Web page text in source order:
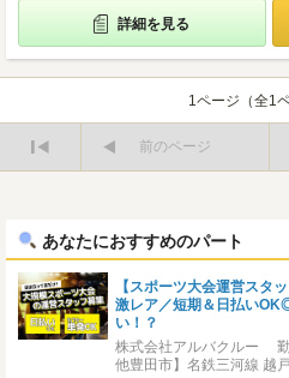
詳細を見る
1ページ（全1
前のページ
あなたにおすすめのパート
【スポーツ大会運営スタッ
激レア／短期＆日払い
い！？
株式会社アルバクルー
他豊田市】名鉄三河線 越